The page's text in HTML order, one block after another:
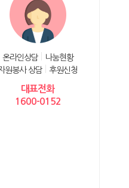
온라인상담
나눔현황
원봉사 상담
후원신청
대표전화
1600-0152